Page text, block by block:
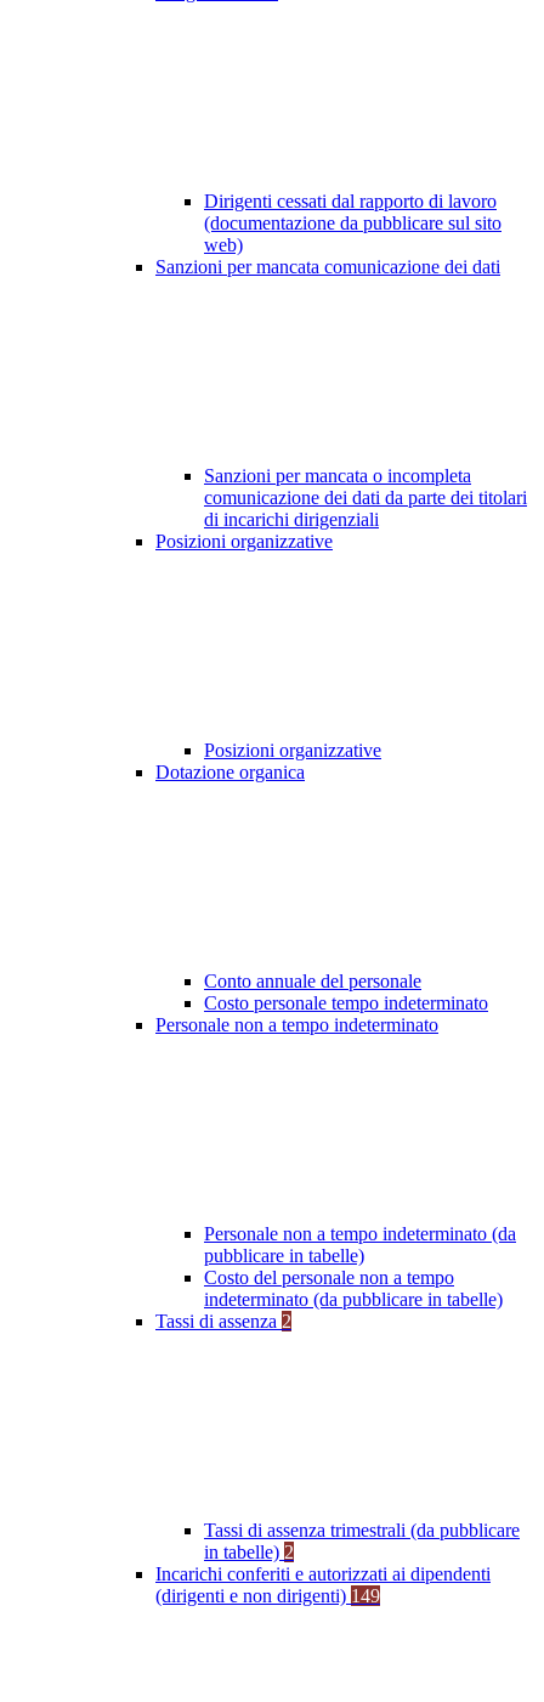
Dirigenti cessati dal rapporto di lavoro
(documentazione da pubblicare sul sito
web)
Sanzioni per mancata comunicazione dei dati
Sanzioni per mancata o incompleta
comunicazione dei dati da parte dei titolari
di incarichi dirigenziali
Posizioni organizzative
Posizioni organizzative
Dotazione organica
Conto annuale del personale
Costo personale tempo indeterminato
Personale non a tempo indeterminato
Personale non a tempo indeterminato (da
pubblicare in tabelle)
Costo del personale non a tempo
indeterminato (da pubblicare in tabelle)
Tassi di assenza 2
Tassi di assenza trimestrali (da pubblicare
in tabelle) 2
Incarichi conferiti e autorizzati ai dipendenti
(dirigenti e non dirigenti) 149